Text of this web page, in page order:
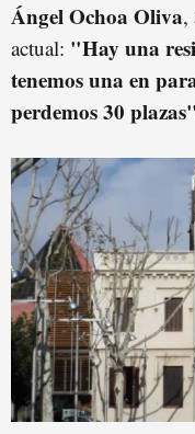
Ángel Ochoa Oliva,
actual: "Hay una
tenemos una en
perdemos 30 plazas"